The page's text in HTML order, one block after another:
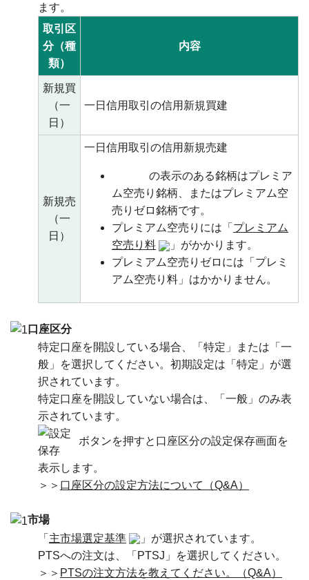
ます。
取引区
分（種
類）
内容
新規買
（一
日）
一日信用取引の信用新規買建
新規売
（一
日）
一日信用取引の信用新規売建
の表示のある銘柄はプレミア
ム空売り銘柄、またはプレミアム空
売りゼロ銘柄です。
プレミアム空売りには「 プレミアム
空売り料
」がかかります。
プレミアム空売りゼロには「プレミ
アム空売り料」はかかりません。
口座区分
特定口座を開設している場合、「特定」または「一
般」を選択してください。初期設定は「特定」が選
択されています。
特定口座を開設していない場合は、「一般」のみ表
示されています。
ボタンを押すと口座区分の設定保存画面を
表示します。
＞＞ 口座区分の設定方法について（Q&A）
市場
「 主市場選定基準
」が選択されています。
PTSへの注文は、「PTSJ」を選択してください。
＞＞ PTSの注文方法を教えてください。（Q&A）